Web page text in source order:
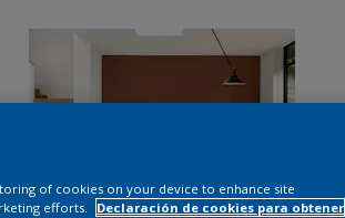
of cookies on your device to enhance site
efforts.
Declaración de cookies para obtener